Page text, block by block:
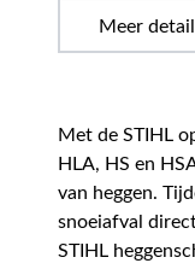
Met de STIHL
HLA, HS en
van heggen.
snoeiafval
STIHL